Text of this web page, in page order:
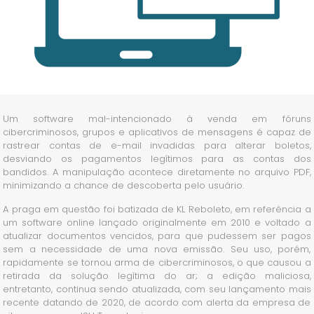
Um software mal-intencionado à venda em fóruns
cibercriminosos, grupos e aplicativos de mensagens é capaz de
rastrear contas de e-mail invadidas para alterar boletos,
desviando os pagamentos legítimos para as contas dos
bandidos. A manipulação acontece diretamente no arquivo PDF,
minimizando a chance de descoberta pelo usuário.
A praga em questão foi batizada de KL Reboleto, em referência a
um software online lançado originalmente em 2010 e voltado a
atualizar documentos vencidos, para que pudessem ser pagos
sem a necessidade de uma nova emissão. Seu uso, porém,
rapidamente se tornou arma de cibercriminosos, o que causou a
retirada da solução legítima do ar; a edição maliciosa,
entretanto, continua sendo atualizada, com seu lançamento mais
recente datando de 2020, de acordo com alerta da empresa de